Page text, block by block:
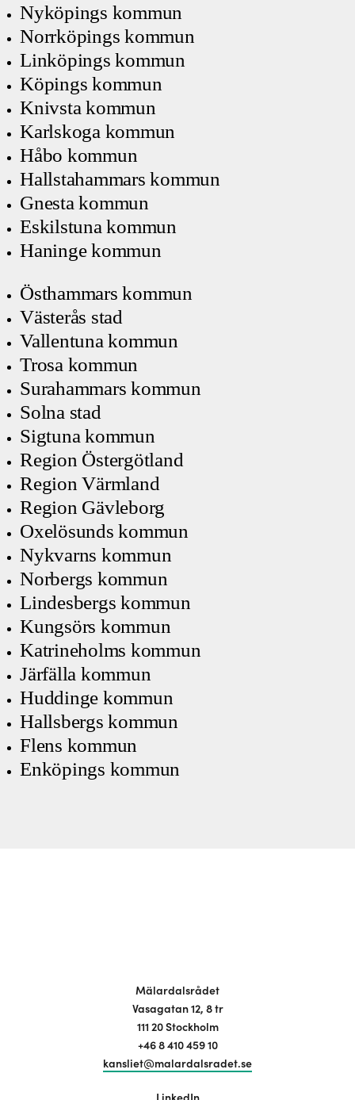
Nyköpings kommun
Norrköpings kommun
Linköpings kommun
Köpings kommun
Knivsta kommun
Karlskoga kommun
Håbo kommun
Hallstahammars kommun
Gnesta kommun
Eskilstuna kommun
Haninge kommun
Östhammars kommun
Västerås stad
Vallentuna kommun
Trosa kommun
Surahammars kommun
Solna stad
Sigtuna kommun
Region Östergötland
Region Värmland
Region Gävleborg
Oxelösunds kommun
Nykvarns kommun
Norbergs kommun
Lindesbergs kommun
Kungsörs kommun
Katrineholms kommun
Järfälla kommun
Huddinge kommun
Hallsbergs kommun
Flens kommun
Enköpings kommun
Mälardalsrådet
Vasagatan 12, 8 tr
111 20 Stockholm
+46 8 410 459 10
kansliet@malardalsradet.se